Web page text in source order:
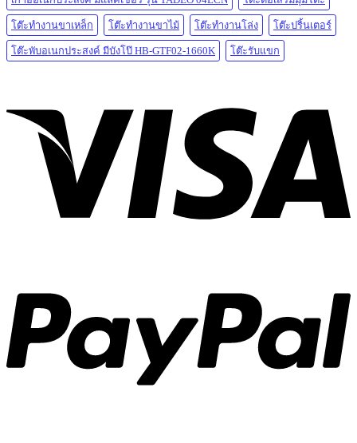
โต๊ะทำงานขาเหล็ก โต๊ะทำงานขาไม้ โต๊ะทำงานโล่ง โต๊ะปริ้นเตอร์
โต๊ะพับอเนกประสงค์ มีบังโป๊ HB-GTF02-1660K โต๊ะรับแขก